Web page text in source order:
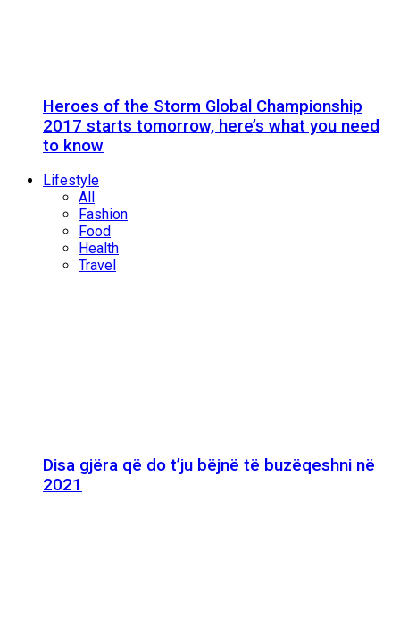
Heroes of the Storm Global Championship
2017 starts tomorrow, here’s what you need
to know
Lifestyle
All
Fashion
Food
Health
Travel
Disa gjëra që do t’ju bëjnë të buzëqeshni në
2021